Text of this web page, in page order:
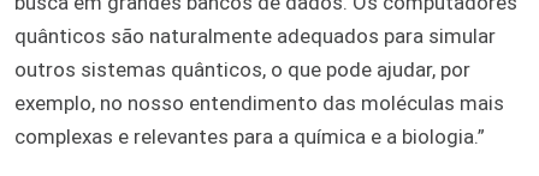
quânticos são naturalmente adequados para simular
outros sistemas quânticos, o que pode ajudar, por
exemplo, no nosso entendimento das moléculas mais
complexas e relevantes para a química e a biologia.”